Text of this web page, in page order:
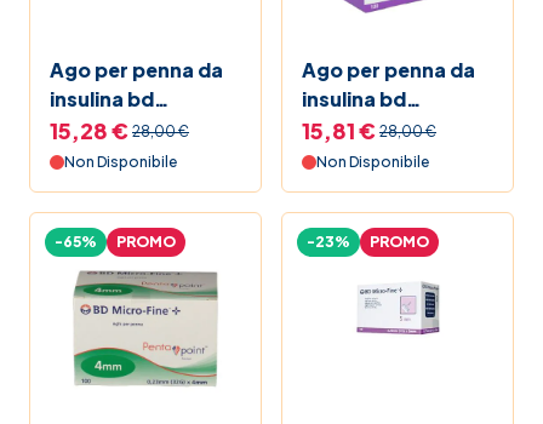
La nostra linea
Elenco Farmaci
Guide alla salute
Ago per penna da
insulina bd
microfine gauge 31
5 mm 100 pezzi
15,28 € 28,00 €
Non Disponibile
Ago per penna da
insulina bd
microfine gauge 31
5 mm 100 pezzi
15,81 € 28,00 €
Non Disponibile
-65% PROMO -23% PROMO